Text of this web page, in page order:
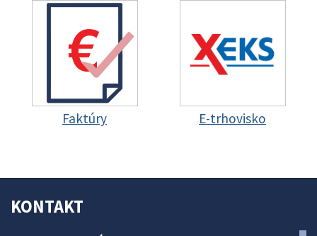
Faktúry E-trhovisko
KONTAKT